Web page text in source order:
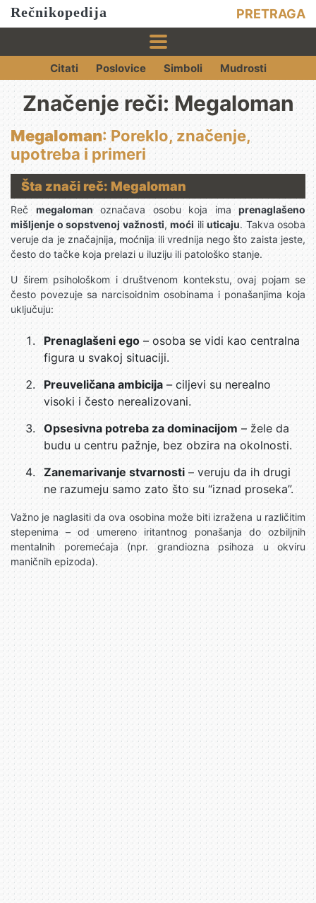
Rečnikopedija PRETRAGA
Citati Poslovice Simboli Mudrosti
Značenje reči: Megaloman
Megaloman: Poreklo, značenje,
upotreba i primeri
Šta znači reč: Megaloman
Reč megalomanoznačava osobu koja ima prenaglašeno
mišljenje o sopstvenoj važnosti, moćiiliuticaju. Takva osoba
veruje da je značajnija, moćnija ili vrednija nego što zaista jeste,
često do tačke koja prelazi u iluziju ili patološko stanje.
U širem psihološkom i društvenom kontekstu, ovaj pojam se
često povezuje sa narcisoidnim osobinama i ponašanjima koja
uključuju:
Prenaglašeni ego – osoba se vidi kao centralna
figura u svakoj situaciji.
Preuveličana ambicija – ciljevi su nerealno
visoki i često nerealizovani.
Opsesivna potreba za dominacijom – žele da
budu u centru pažnje, bez obzira na okolnosti.
Zanemarivanje stvarnosti – veruju da ih drugi
ne razumeju samo zato što su “iznad proseka”.
Važno je naglasiti da ova osobina može biti izražena u različitim
stepenima – od umereno iritantnog ponašanja do ozbiljnih
mentalnih poremećaja (npr. grandiozna psihoza u okviru
maničnih epizoda).